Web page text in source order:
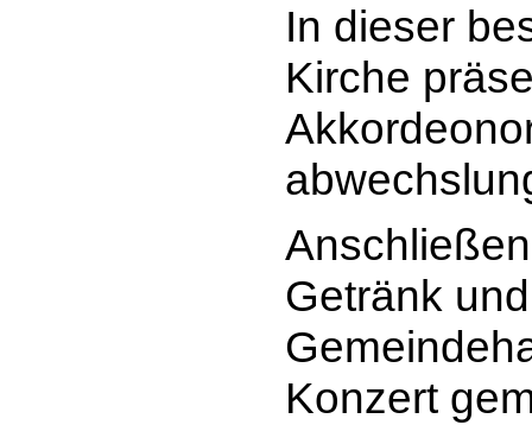
In dieser
Kirche
Getränk
Konzert